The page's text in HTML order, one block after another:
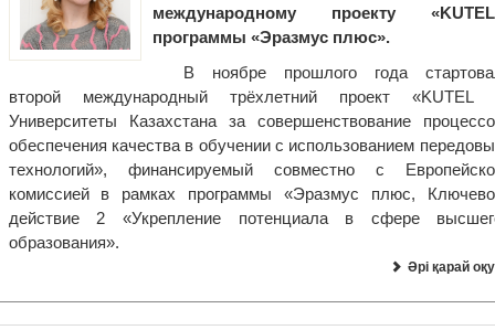
международному проекту «KUTEL
программы «Эразмус плюс».
В ноябре прошлого года
второй международный трёхлетний проект «KUTEL
Университеты Казахстана за совершенствование
обеспечения качества в обучении с использованием
технологий», финансируемый совместно с
комиссией в рамках программы «Эразмус плюс,
действие 2 «Укрепление потенциала в сфере
образования».
Әрі қарай оқу